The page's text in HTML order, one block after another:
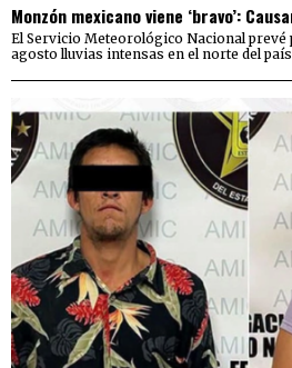
Monzón mexicano viene ‘bravo’:
El Servicio Meteorológico Nacional prevé
agosto lluvias intensas en el norte del